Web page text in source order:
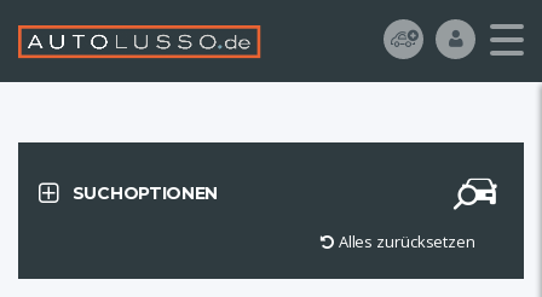
SUCHOPTIONEN
Alles zurücksetzen